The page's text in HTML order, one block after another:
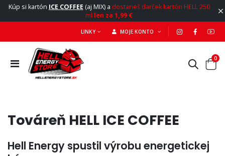
Kúp si kartón ICE COFFEE (aj MIX) a dostaneš darček kartón HELL 250
ml len za 1,99 €
LINKY MOJE KONTO
0
Továreň HELL ICE COFFEE
Hell Energy spustil výrobu energetickej